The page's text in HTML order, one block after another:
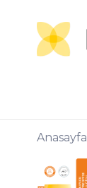
Anasayfa